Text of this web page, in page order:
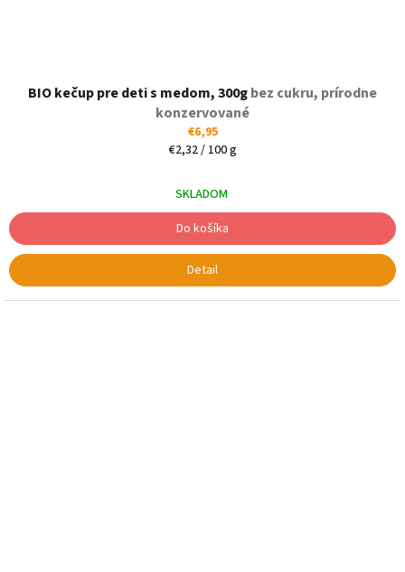
BIO kečup pre deti s medom, 300gbez cukru, prírodne
konzervované
€6,95
Jednotková
€2,32 / 100 g
SKLADOM
Do košíka
Detail